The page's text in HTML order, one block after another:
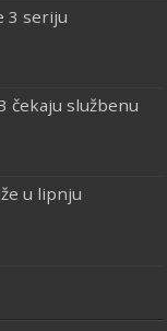
3 seriju
čekaju službenu
u lipnju